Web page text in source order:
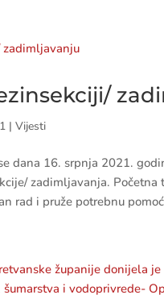
|Vijesti
dana 16. srpnja 2021.
zadimljavanja.
rad i pruže potrebnu